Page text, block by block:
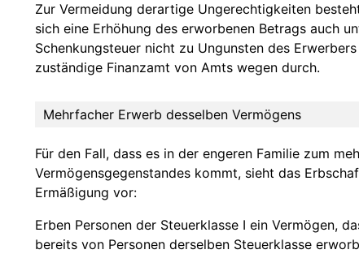
Zur Vermeidung derartige Ungerechtigkeiten
sich eine Erhöhung des erworbenen Betrags auch
Schenkungsteuer nicht zu Ungunsten des
zuständige Finanzamt von Amts wegen durch.
Mehrfacher Erwerb desselben Vermögens
Für den Fall, dass es in der engeren Familie zum
Vermögensgegenstandes kommt, sieht das
Ermäßigung vor:
Erben Personen der Steuerklasse I ein Vermögen,
bereits von Personen derselben Steuerklasse